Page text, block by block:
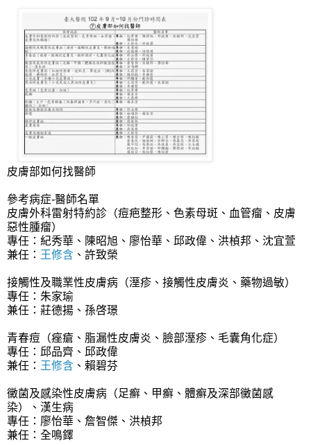
皮膚部如何找醫師
參考病症-醫師名單
皮膚外科雷射特約診（痘疤整形、色素母斑、血管瘤、皮膚
惡性腫瘤）
專任：紀秀華、陳昭旭、廖怡華、邱政偉、洪楨邦、沈宜萱
兼任： 王修含 、許致榮
接觸性及職業性皮膚病（溼疹、接觸性皮膚炎、藥物過敏）
專任：朱家瑜
兼任：莊德揚、孫啓璟
青春痘（痤瘡、脂漏性皮膚炎、臉部溼疹、毛囊角化症）
專任：邱品齊、邱政偉
兼任： 王修含 、賴碧芬
黴菌及感染性皮膚病（足癬、甲癬、體癬及深部黴菌感
染）、漢生病
專任：廖怡華、詹智傑、洪楨邦
兼任：全鳴鐸